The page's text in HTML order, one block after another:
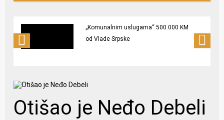
„Komunalnim uslugama“ 500.000 KM
od Vlade Srpske
Otišao je Neđo Debeli